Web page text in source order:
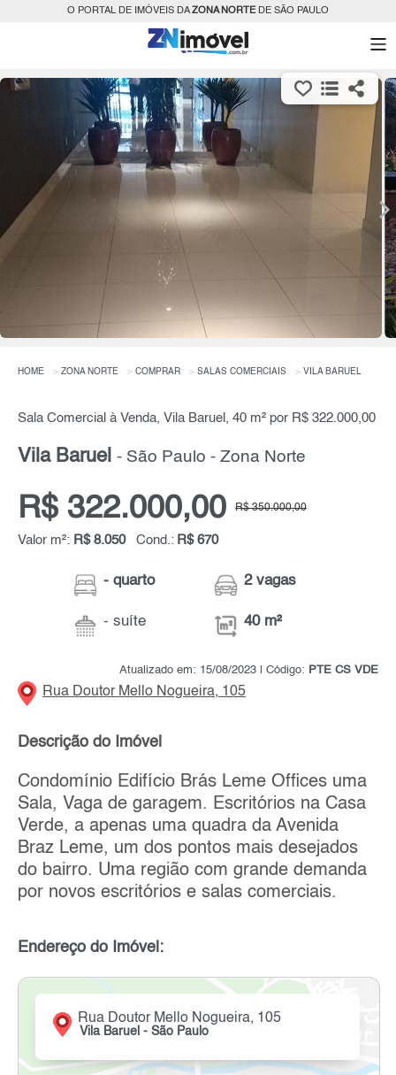
O PORTAL DE IMÓVEIS DAZONA NORTEDE SÃO PAULO
HOME ZONA NORTE COMPRAR SALAS COMERCIAIS VILA BARUEL
Sala Comercial à Venda, Vila Baruel, 40 m² por R$ 322.000,00
Vila Baruel - São Paulo - Zona Norte
R$ 322.000,00 R$ 350.000,00
Valor m²: R$ 8.050 Cond.: R$ 670
- quarto
- suíte
2 vagas
40 m²
Atualizado em: 15/08/2023 | Código: PTE CS VDE
Rua Doutor Mello Nogueira, 105
Descrição do Imóvel
Condomínio Edifício Brás Leme Offices uma
Sala, Vaga de garagem. Escritórios na Casa
Verde, a apenas uma quadra da Avenida
Braz Leme, um dos pontos mais desejados
do bairro. Uma região com grande demanda
por novos escritórios e salas comerciais.
Endereço do Imóvel:
Rua Doutor Mello Nogueira, 105
Vila Baruel - São Paulo